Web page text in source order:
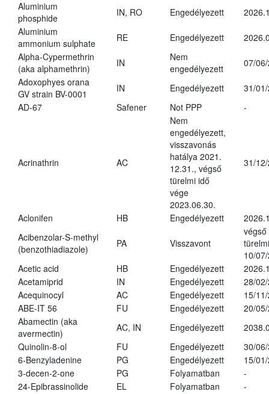
Aluminium
phosphide
IN, RO Engedélyezett
Aluminium
ammonium sulphate
RE Engedélyezett
Alpha-Cypermethrin
(aka alphamethrin)
IN
Nem
engedélyezett
07/
Adoxophyes orana
GV strain BV-0001
IN Engedélyezett
31/
AD-67
Safener Not PPP -
Acrinathrin AC
Nem
engedélyezett,
visszavonás
hatálya 2021.
12.31., végső
türelmi idő
vége
2023.06.30.
31/
Aclonifen HB Engedélyezett
Acibenzolar-S-methyl
(benzothiadiazole)
PA Visszavont
végső
10/
Acetic acid
HB Engedélyezett
Acetamiprid
IN Engedélyezett
28/
Acequinocyl
AC Engedélyezett
15/
ABE-IT 56
FU Engedélyezett
20/
Abamectin (aka
avermectin)
AC, IN Engedélyezett
Quinolin-8-ol
FU Engedélyezett
30/
6-Benzyladenine
PG Engedélyezett
15/
3-decen-2-one
PG Folyamatban
-
24-Epibrassinolide
EL Folyamatban
-